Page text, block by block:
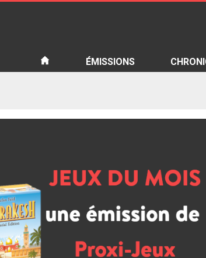
société ÉMISSIONS